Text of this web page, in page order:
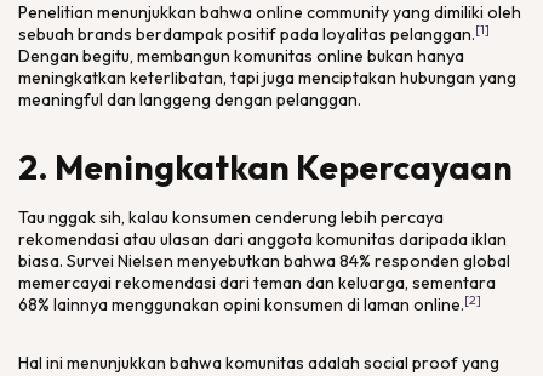
Penelitian menunjukkan bahwaonline communityyang dimiliki oleh
sebuah brands berdampak positif pada loyalitas pelanggan.[1]
Dengan begitu, membangun komunitas online bukan hanya
meningkatkan keterlibatan, tapi juga menciptakan hubungan yang
meaningful dan langgeng dengan pelanggan.
2. Meningkatkan Kepercayaan
Tau nggak sih, kalau konsumen cenderung lebih percaya
rekomendasi atau ulasan dari anggota komunitas daripada iklan
biasa. Survei Nielsen menyebutkan bahwa 84% responden global
memercayai rekomendasi dari teman dan keluarga, sementara
68% lainnya menggunakan opini konsumen di laman online.[2]
Hal ini menunjukkan bahwa komunitas adalah social proofyang